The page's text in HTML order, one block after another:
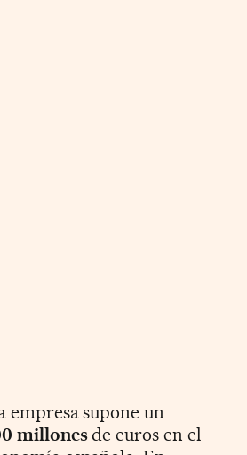
empresa supone un
millonesde euros en el